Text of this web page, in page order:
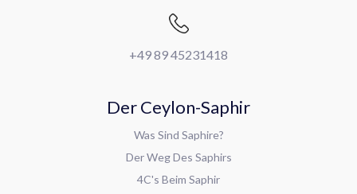
+49 89 45231418
Der Ceylon-Saphir
Was Sind Saphire?
Der Weg Des Saphirs
4C's Beim Saphir